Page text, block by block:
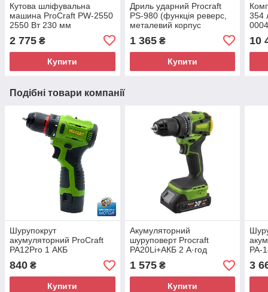
Кутова шліфувальна
машина ProCraft PW-2550
2550 Вт 230 мм
2 775 ₴
Купити
Дриль ударний Procraft
PS-980 (функція реверс,
металевий корпус
редуктора, регулювання
обертів)
1 365₴
Купити
354
10
Подібні товари компанії
Шурупокрут
акумуляторний ProCraft
PA12Pro 1 АКБ
Безщітковий
акумуляторний
шурупокрут
840 ₴
Купити
Акумуляторний
шуруповерт Procraft
PA20Li+АКБ 2 А·год
Портативний безщітковий
шуруповерт
1 575₴
Купити
PA-
АКБ
3